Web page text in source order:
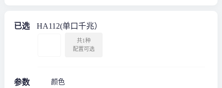
已选 HA112(单口千兆）
共1种
配置可选
参数 颜色